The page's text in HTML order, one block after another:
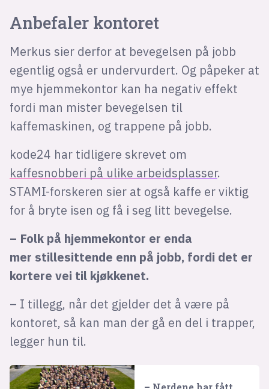
Anbefaler kontoret
Merkus sier derfor at bevegelsen på jobb
egentlig også er undervurdert. Og påpeker at
mye hjemmekontor kan ha negativ effekt
fordi man mister bevegelsen til
kaffemaskinen, og trappene på jobb.
kode24 har tidligere skrevet om
kaffesnobberi på ulike arbeidsplasser.
STAMI-forskeren sier at også kaffe er viktig
for å bryte isen og få i seg litt bevegelse.
– Folk på hjemmekontor er enda
mer stillesittende enn på jobb, fordi det er
kortere vei til kjøkkenet.
– I tillegg, når det gjelder det å være på
kontoret, så kan man der gå en del i trapper,
legger hun til.